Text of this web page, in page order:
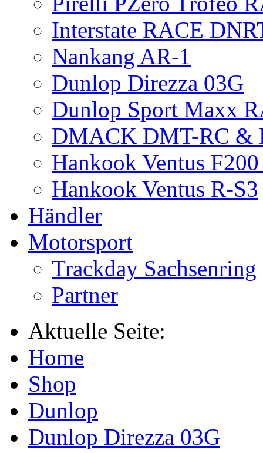
Interstate RACE
Nankang AR-1
Dunlop Direzza 03G
Dunlop Sport Maxx
DMACK DMT-RC &
Hankook Ventus
Hankook Ventus R-S3
Händler
Motorsport
Trackday Sachsenring
Partner
Aktuelle Seite:
Home
Shop
Dunlop
Dunlop Direzza 03G